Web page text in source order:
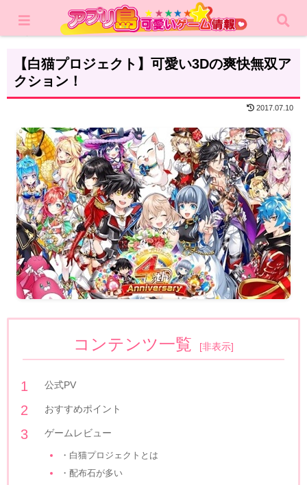
レビュー RPG
【白猫プロジェクト】可愛い3Dの爽快無双ア
クション！
2017.07.10
コンテンツ一覧 [非表示]
公式PV
おすすめポイント
ゲームレビュー
・白猫プロジェクトとは
・配布石が多い